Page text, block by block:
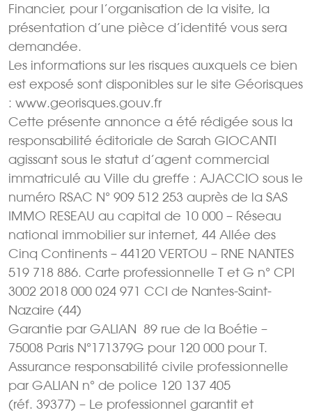
Financier, pour l’organisation de la visite, la
présentation d’une pièce d’identité vous sera
demandée.
Les informations sur les risques auxquels ce bien
est exposé sont disponibles sur le site Géorisques
: www.georisques.gouv.fr
Cette présente annonce a été rédigée sous la
responsabilité éditoriale de Sarah GIOCANTI
agissant sous le statut d’agent commercial
immatriculé au Ville du greffe : AJACCIO sous le
numéro RSAC N° 909 512 253 auprès de la SAS
IMMO RESEAU au capital de 10 000 – Réseau
national immobilier sur internet, 44 Allée des
Cinq Continents – 44120 VERTOU – RNE NANTES
519 718 886. Carte professionnelle T et G n° CPI
3002 2018 000 024 971 CCI de Nantes-Saint-
Nazaire (44)
Garantie par GALIAN  89 rue de la Boétie –
75008 Paris N°171379G pour 120 000 pour T.
Assurance responsabilité civile professionnelle
par GALIAN n° de police 120 137 405
(réf. 39377) – Le professionnel garantit et